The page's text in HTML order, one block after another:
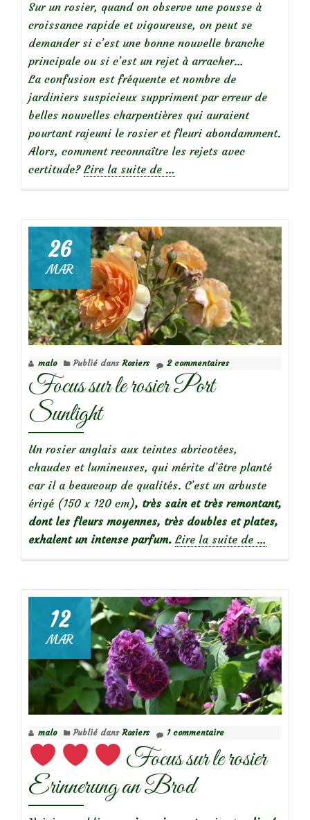
Sur un rosier, quand on observe une pousse à
croissance rapide et vigoureuse, on peut se
demander si c’est une bonne nouvelle branche
principale ou si c’est un rejet à arracher…
La confusion est fréquente et nombre de
jardiniers suspicieux suppriment par erreur de
belles nouvelles charpentières qui auraient
pourtant rajeuni le rosier et fleuri abondamment.
Alors, comment reconnaître les rejets avec
certitude? Lire la suite de à
:
reconnaître
un
rejet
(gourmand)
…
26
MAR
malo Publié dans Rosiers 2 commentaires
Focus sur le rosier Port
Sunlight
Un rosier anglais aux teintes abricotées,
chaudes et lumineuses, qui mérite d’être planté
car il a beaucoup de qualités. C’est un arbuste
érigé (150 x 120 cm), très sain et très remontant,
dont les fleurs moyennes, très doubles et plates,
exhalent un intense parfum. Lire la suite de
le
rosier
Port
Sunlight
…
12
MAR
malo Publié dans Rosiers 1 commentaire
Focus sur le rosier
Erinnerung an Brod